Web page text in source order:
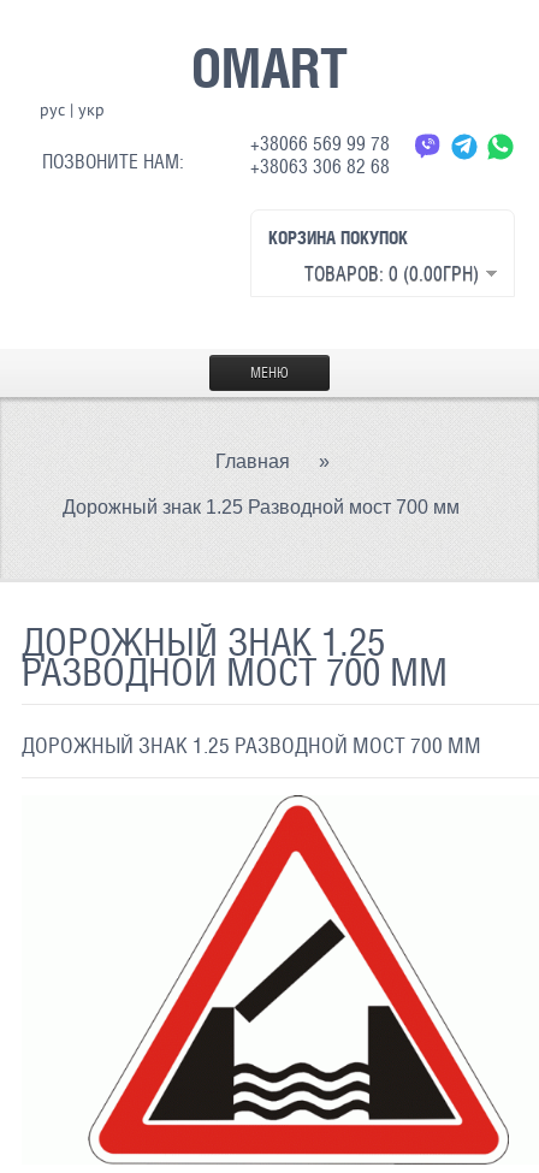
OMART
рус| укр
ПОЗВОНИТЕ НАМ:
+38066 569 99 78
+38063 306 82 68
КОРЗИНА ПОКУПОК
ТОВАРОВ: 0 (0.00ГРН)
МЕНЮ
МАТЕРИАЛЫ
СВЕТООТРАЖАЮЩАЯ ТКАНЬ
СВЕТООТРАЖАЮЩАЯ ПЛЕНКА
СВЕТЯЩАЯСЯ КРАСКА
ПРИМЕНЕНИЕ
ДОСТАВКА
СВЯЗАТЬСЯ С НАМИ
Главная »
Дорожный знак 1.25 Разводной мост 700 мм
ДОРОЖНЫЙ ЗНАК 1.25
РАЗВОДНОЙ МОСТ 700 ММ
ДОРОЖНЫЙ ЗНАК 1.25 РАЗВОДНОЙ МОСТ 700 ММ